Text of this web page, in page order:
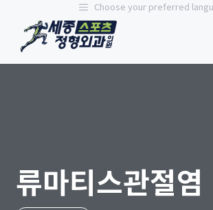
Choose your preferred
류마티스관절염